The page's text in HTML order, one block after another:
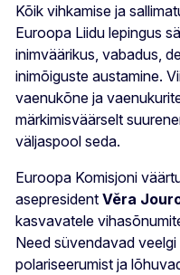
Kõik vihkamise ja
Euroopa Liidu lepingus
inimväärikus, vabadus,
inimõiguste austamine.
vaenukõne ja
märkimisväärselt
väljaspool seda.
Euroopa Komisjoni
asepresident Věra
kasvavatele
Need süvendavad
polariseerumist ja